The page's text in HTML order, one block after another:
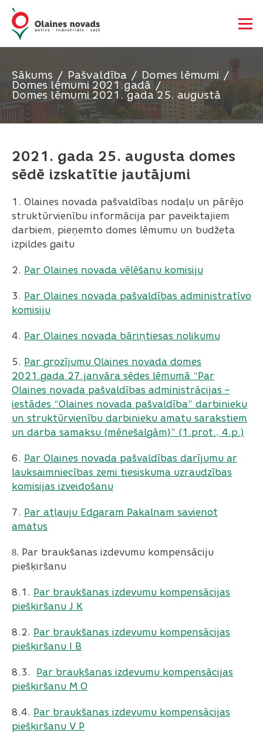
Sākums Pašvaldība Domes lēmumi
Domes lēmumi 2021.gadā
Domes lēmumi 2021. gada 25. augustā
2021. gada 25. augusta domes
sēdē izskatītie jautājumi
1. Olaines novada pašvaldības nodaļu un pārējo
struktūrvienību informācija par paveiktajiem
darbiem, pieņemto domes lēmumu un budžeta
izpildes gaitu
2. Par Olaines novada vēlēšanu komisiju
3. Par Olaines novada pašvaldības administratīvo
komisiju
4. Par Olaines novada bāriņtiesas nolikumu
5. Par grozījumu Olaines novada domes
2021.gada 27.janvāra sēdes lēmumā “Par
Olaines novada pašvaldības administrācijas –
iestādes “Olaines novada pašvaldība” darbinieku
un struktūrvienību darbinieku amatu sarakstiem
un darba samaksu (mēnešalgām)” (1.prot., 4.p.)
6. Par Olaines novada pašvaldības darījumu ar
lauksaimniecības zemi tiesiskuma uzraudzības
komisijas izveidošanu
7. Par atļauju Edgaram Pakalnam savienot
amatus
8. Par braukšanas izdevumu kompensāciju
piešķiršanu
8.1. Par braukšanas izdevumu kompensācijas
piešķiršanu J K
8.2. Par braukšanas izdevumu kompensācijas
piešķiršanu I B
8.3. Par braukšanas izdevumu kompensācijas
piešķiršanu M O
8.4. Par braukšanas izdevumu kompensācijas
piešķiršanu V P